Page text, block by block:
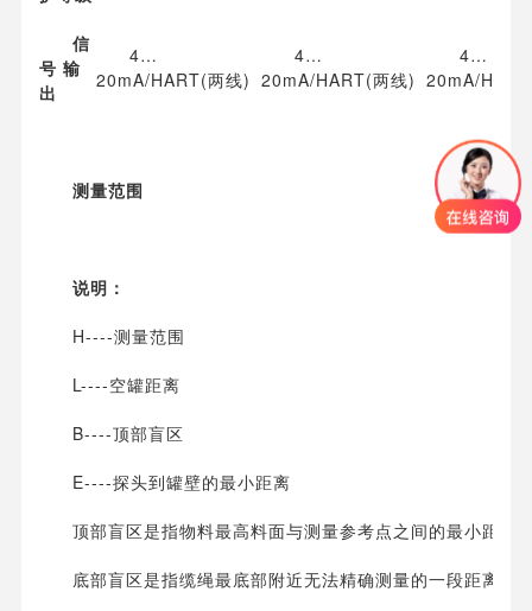
信
号 输
出
4…
20mA/HART(两线)
4…
20mA/HART(两线)
4…
20mA/
测量范围
说明：
H----测量范围
L----空罐距离
B----顶部盲区
E----探头到罐壁的最小距离
顶部盲区是指物料最高料面与测量参考点之间的最小距离
底部盲区是指缆绳最底部附近无法精确测量的一段距离。